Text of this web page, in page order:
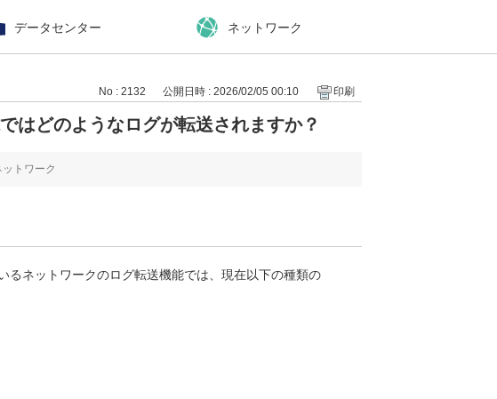
データセンター ネットワーク
No : 2132 公開日時 : 2026/02/05 00:10 印刷
はどのようなログが転送されますか？
ットワーク
るネットワークのログ転送機能では、現在以下の種類の